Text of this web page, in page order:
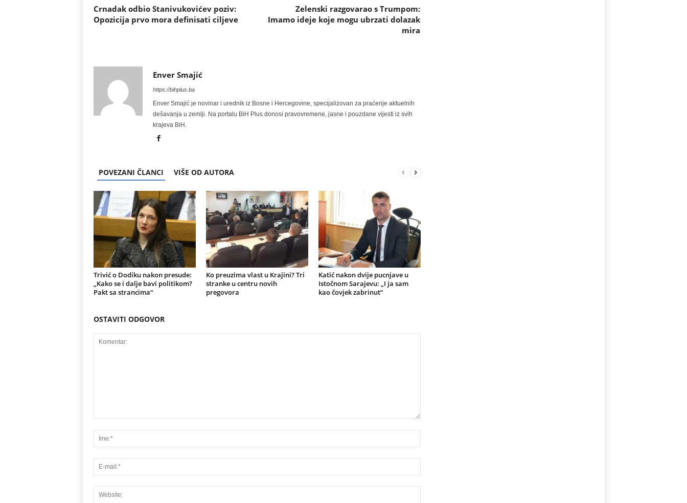
Crnadak odbio Stanivukovićev poziv:
Opozicija prvo mora definisati ciljeve
Zelenski razgovarao s Trumpom:
Imamo ideje koje mogu ubrzati dolazak
mira
Enver Smajić
https://bihplus.ba
Enver Smajić je novinar i urednik iz Bosne i Hercegovine, specijalizovan za praćenje aktuelnih
dešavanja u zemlji. Na portalu BiH Plus donosi pravovremene, jasne i pouzdane vijesti iz svih
krajeva BiH.
POVEZANI ČLANCI VIŠE OD AUTORA
Trivić o Dodiku nakon presude:
„Kako se i dalje bavi politikom?
Pakt sa strancima“
Ko preuzima vlast u Krajini? Tri
stranke u centru novih
pregovora
Katić nakon dvije pucnjave u
Istočnom Sarajevu: „I ja sam
kao čovjek zabrinut“
OSTAVITI ODGOVOR